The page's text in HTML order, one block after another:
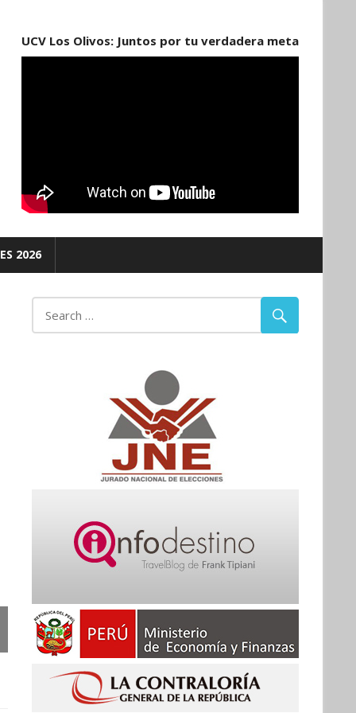
UCV Los Olivos: Juntos por tu verdadera meta
2026